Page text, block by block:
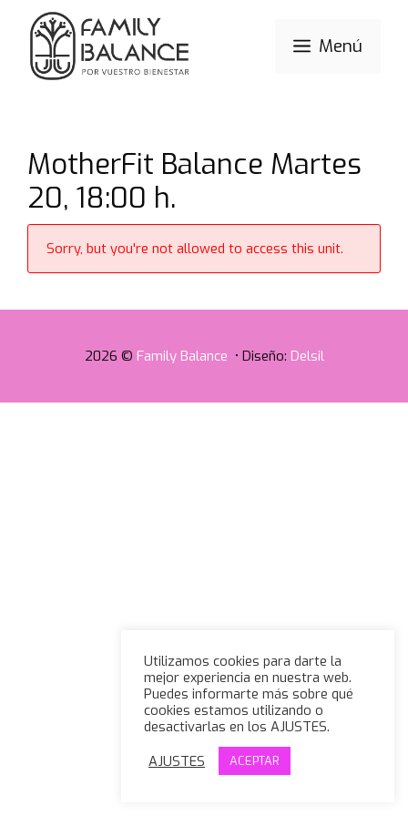
Saltar
contenido
Menú
MotherFit Balance Martes
20, 18:00 h.
Sorry, but you're not allowed to access this unit.
2026 © Family Balance • Diseño: Delsil
Utilizamos cookies para darte la
mejor experiencia en nuestra web.
Puedes informarte más sobre qué
cookies estamos utilizando o
desactivarlas en los AJUSTES.
AJUSTES
ACEPTAR